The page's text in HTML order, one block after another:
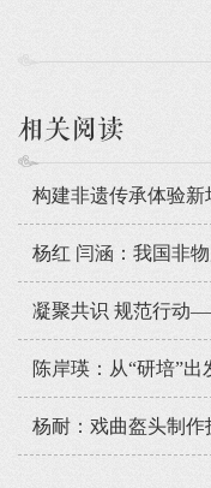
相关阅读